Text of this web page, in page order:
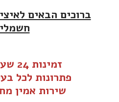
ברוכים הבאים
זמינות 24 שעות ביממה
פתרונות לכל
שירות אמין